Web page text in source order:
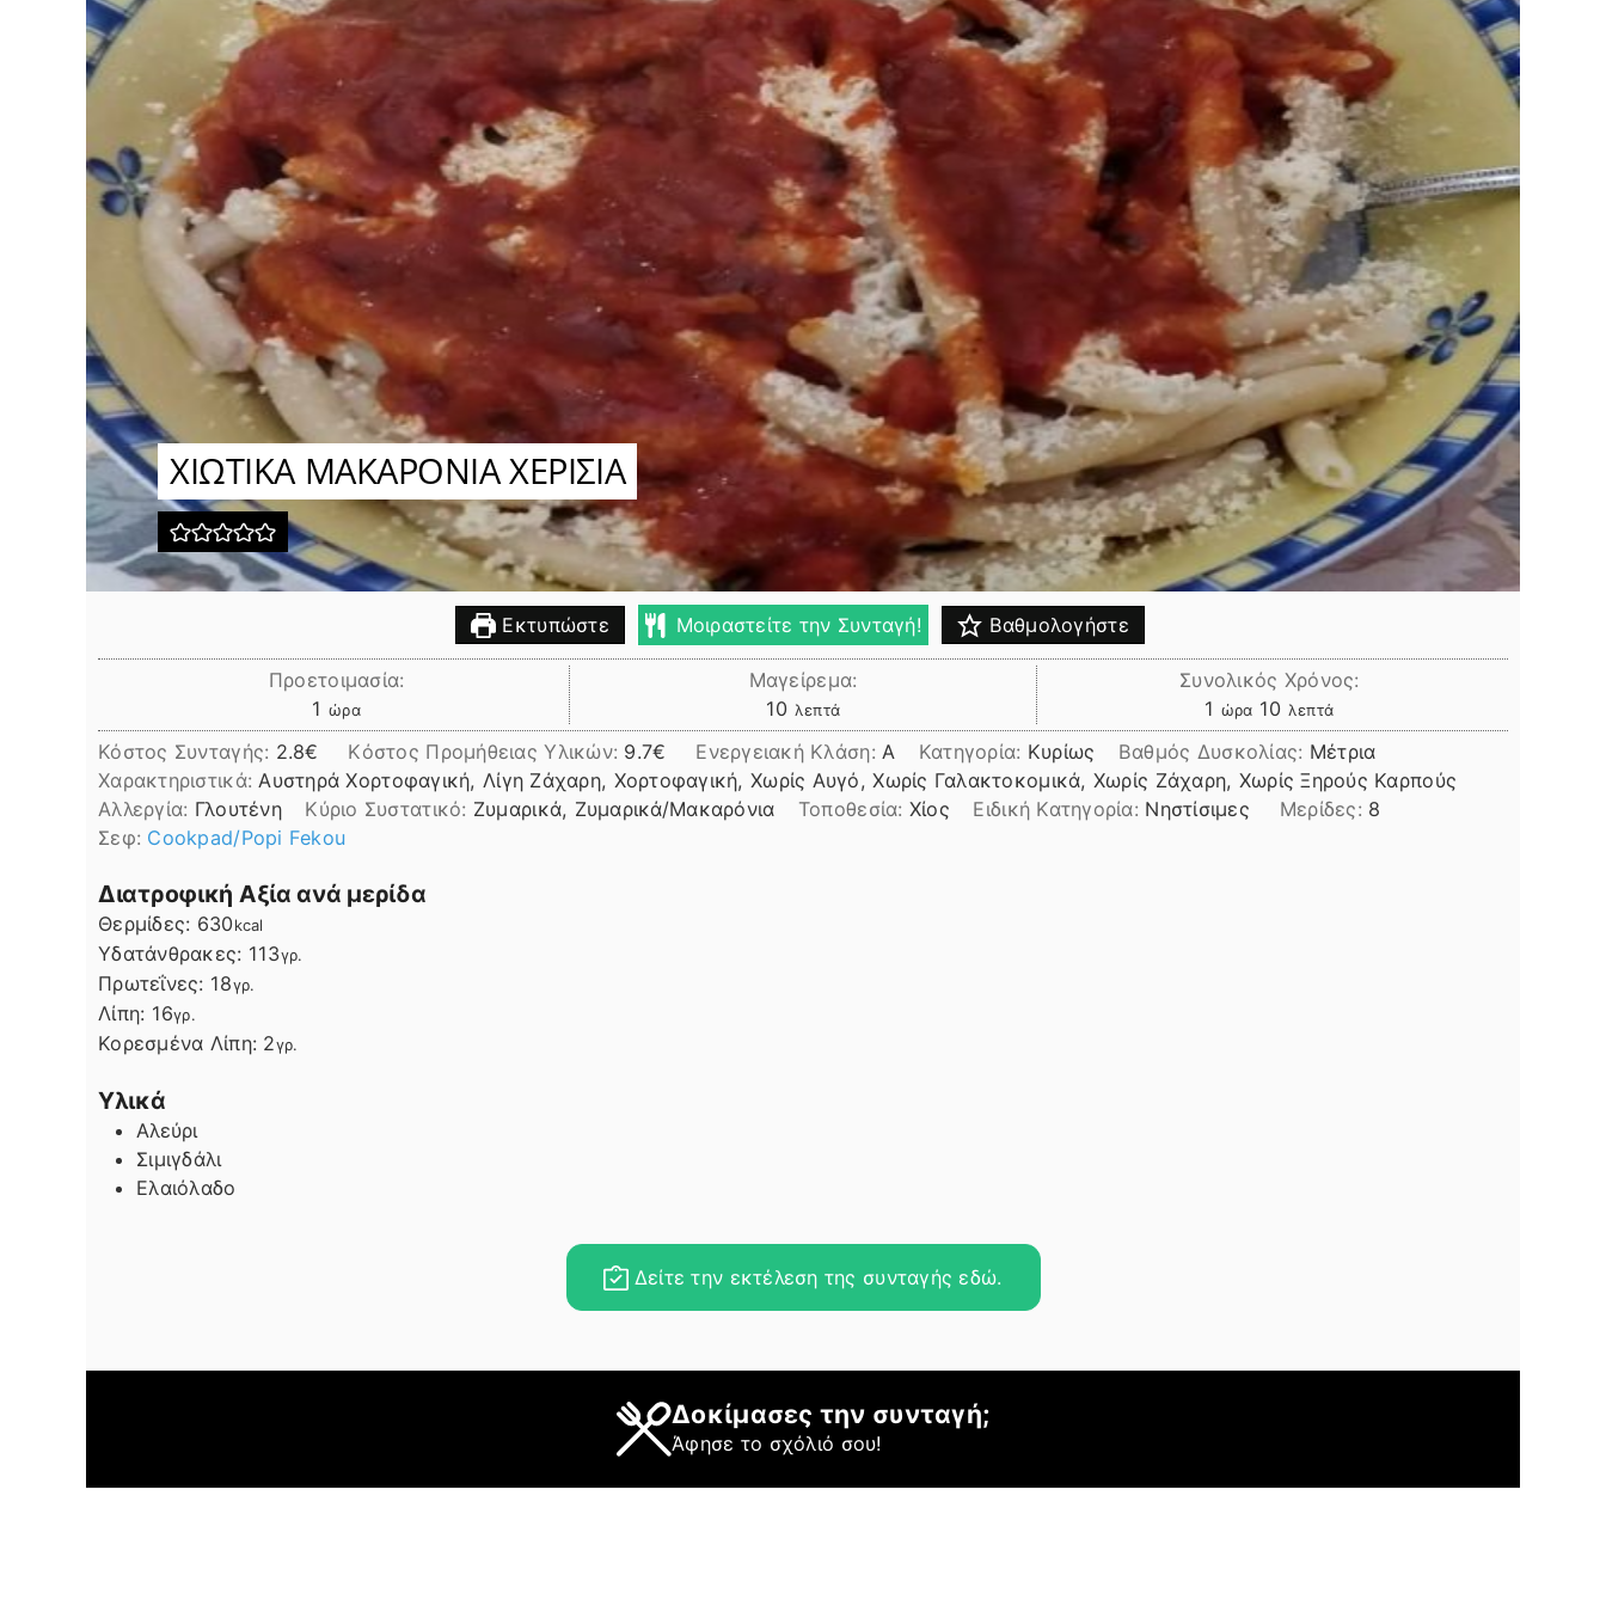
ΧΙΩΤΙΚΑ ΜΑΚΑΡΟΝΙΑ ΧΕΡΙΣΙΑ
Εκτυπώστε Μοιραστείτε την Συνταγή! Βαθμολογήστε
Προετοιμασία:
1 ώρα
ώρα
Μαγείρεμα:
10 λεπτά
λεπτά
Συνολικός Χρόνος:
1 ώρα
ώρα 10 λεπτά
λεπτά
Κόστος Συνταγής: 2.8€ Kόστος Προμήθειας Υλικών: 9.7 Ενεργειακή Κλάση: A Κατηγορία: Κυρίως Βαθμός Δυσκολίας: Μέτρια
Χαρακτηριστικά: Αυστηρά Χορτοφαγική, Λίγη Ζάχαρη, Χορτοφαγική, Χωρίς Αυγό, Χωρίς Γαλακτοκομικά, Χωρίς Ζάχαρη, Χωρίς Ξηρούς Καρπούς
Αλλεργία: Γλουτένη Kύριο Συστατικό: Ζυμαρικά, Ζυμαρικά/Μακαρόνια Τοποθεσία: Χίος Ειδική Κατηγορία: Νηστίσιμες Μερίδες: 8
Σεφ: Cookpad/Popi Fekou
Διατροφική Αξία ανά μερίδα
Θερμίδες: 630kcal
Υδατάνθρακες: 113γρ.
Πρωτεΐνες: 18γρ.
Λίπη
Λίπη: 16γρ.
Κορεσμένα Λίπη: 2γρ.
Υλικά
Αλεύρι
Σιμιγδάλι
Ελαιόλαδο
Δείτε την εκτέλεση της συνταγής εδώ.
Δοκίμασες την συνταγή;
Άφησε το σχόλιό σου!